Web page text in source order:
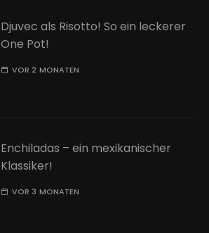
Djuvec als Risotto! So ein leckerer
One Pot!
VOR 2 MONATEN
Enchiladas – ein mexikanischer
Klassiker!
VOR 3 MONATEN